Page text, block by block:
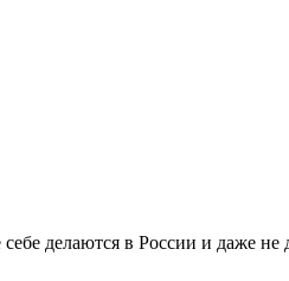
делаются в России и даже